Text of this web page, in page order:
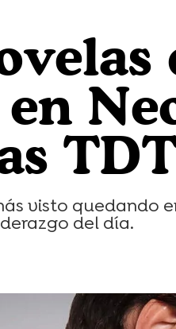
visto quedando
del día.